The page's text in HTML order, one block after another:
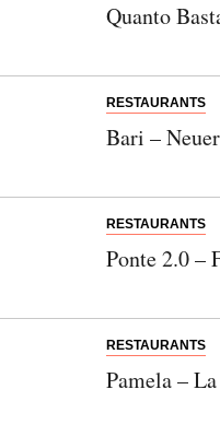
Quanto
RESTAURANTS
Bari –
RESTAURANTS
Ponte 2.0 –
RESTAURANTS
Pamela –